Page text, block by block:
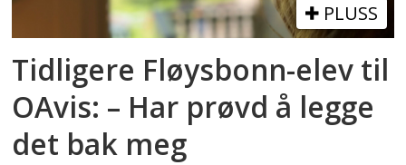
PLUSS
Tidligere Fløysbonn-elev til
OAvis: – Har prøvd å legge
det bak meg